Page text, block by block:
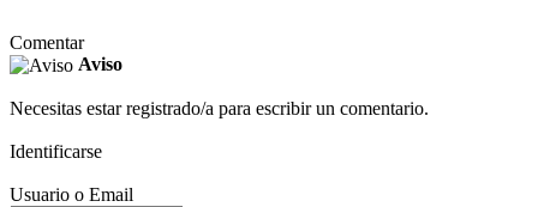
Comentar
Aviso
Necesitas estar registrado/a para escribir un comentario.
Identificarse
Usuario o Email